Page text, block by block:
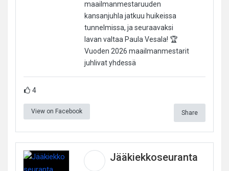
maailmanmestaruuden
kansanjuhla jatkuu huikeissa
tunnelmissa, ja seuraavaksi
lavan valtaa Paula Vesala! 🏆
Vuoden 2026 maailmanmestarit
juhlivat yhdessä
4
View on Facebook Share
Jääkiekkoseuranta